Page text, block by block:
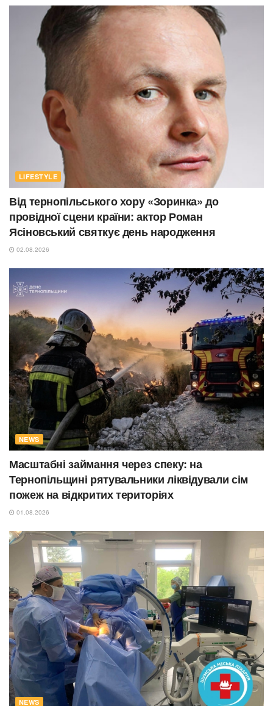
LIFESTYLE
Від тернопільського хору «Зоринка» до
провідної сцени країни: актор Роман
Ясіновський святкує день народження
02.08.2026
NEWS
Масштабні займання через спеку: на
Тернопільщині рятувальники ліквідували сім
пожеж на відкритих територіях
01.08.2026
NEWS